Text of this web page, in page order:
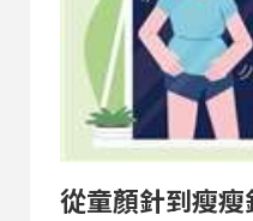
從童顏針到瘦